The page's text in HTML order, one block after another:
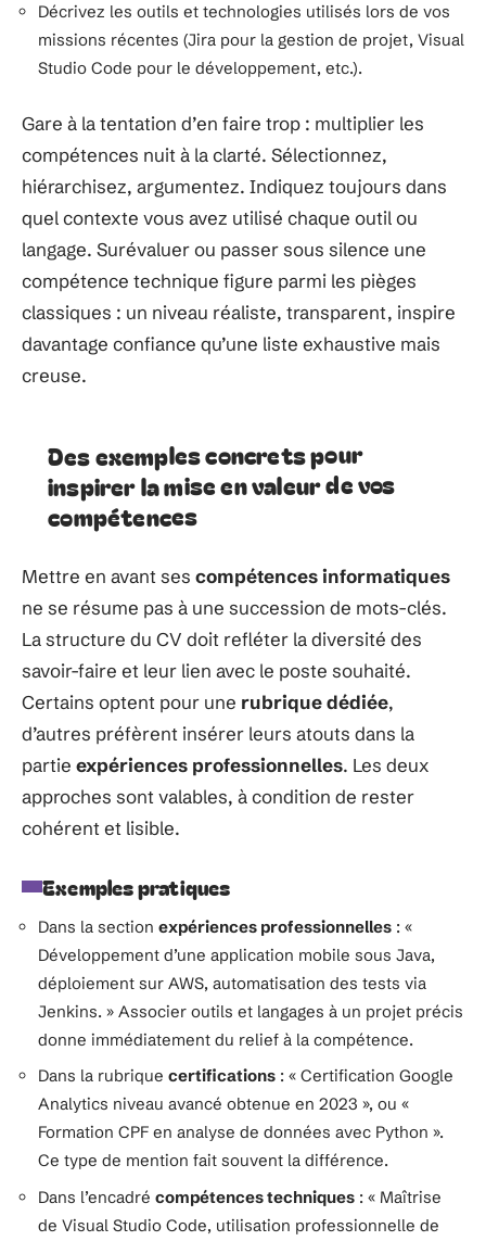
Décrivez les outils et technologies utilisés lors de vos
missions récentes (Jira pour la gestion de projet, Visual
Studio Code pour le développement, etc.).
Gare à la tentation d’en faire trop : multiplier les
compétences nuit à la clarté. Sélectionnez,
hiérarchisez, argumentez. Indiquez toujours dans
quel contexte vous avez utilisé chaque outil ou
langage. Surévaluer ou passer sous silence une
compétence technique figure parmi les pièges
classiques : un niveau réaliste, transparent, inspire
davantage confiance qu’une liste exhaustive mais
creuse.
Des exemples concrets pour
inspirer la mise en valeur de vos
compétences
Mettre en avant ses compétences informatiques
ne se résume pas à une succession de mots-clés.
La structure du CV doit refléter la diversité des
savoir-faire et leur lien avec le poste souhaité.
Certains optent pour une rubrique dédiée,
d’autres préfèrent insérer leurs atouts dans la
partie expériences professionnelles. Les deux
approches sont valables, à condition de rester
cohérent et lisible.
Exemples pratiques
Dans la section expériences professionnelles : «
Développement d’une application mobile sous Java,
déploiement sur AWS, automatisation des tests via
Jenkins. » Associer outils et langages à un projet précis
donne immédiatement du relief à la compétence.
Dans la rubrique certifications : « Certification Google
Analytics niveau avancé obtenue en 2023 », ou «
Formation CPF en analyse de données avec Python ».
Ce type de mention fait souvent la différence.
Dans l’encadré compétences techniques : « Maîtrise
de Visual Studio Code, utilisation professionnelle de